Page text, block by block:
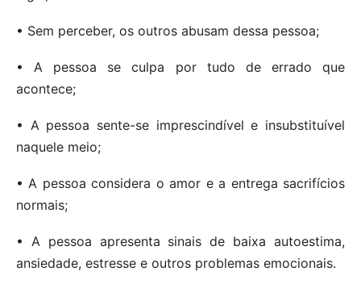
• Sem perceber, os outros abusam dessa pessoa;
• A pessoa se culpa por tudo de errado que
acontece;
• A pessoa sente-se imprescindível e insubstituível
naquele meio;
• A pessoa considera o amor e a entrega sacrifícios
normais;
• A pessoa apresenta sinais de baixa autoestima,
ansiedade, estresse e outros problemas emocionais.